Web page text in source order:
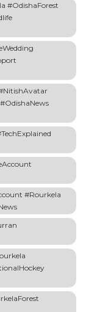
#OdishaForest
#Rourkela